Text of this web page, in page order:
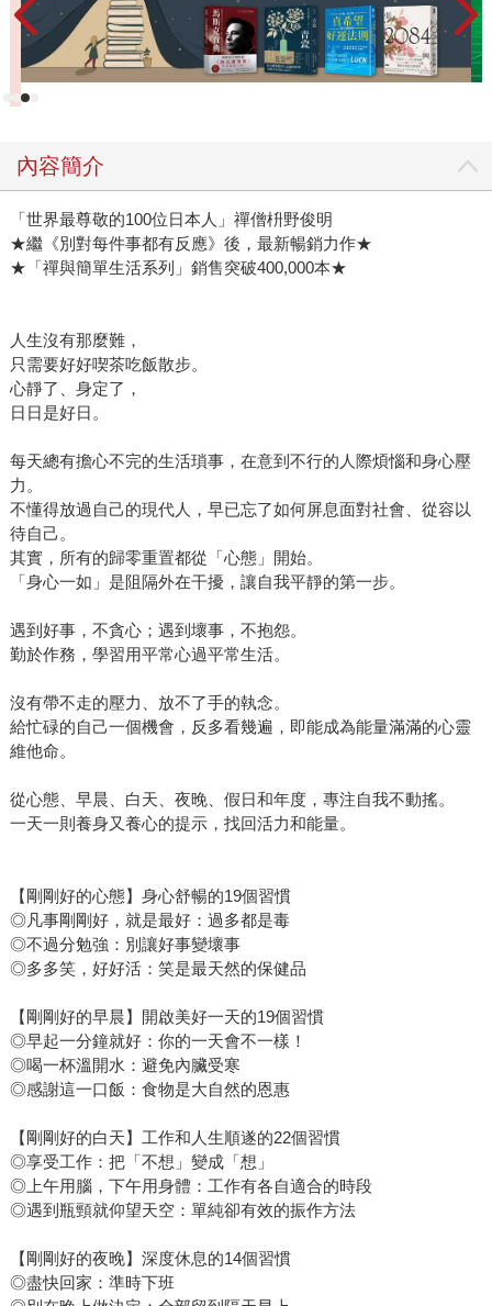
內容簡介
「世界最尊敬的100位日本人」禪僧枡野俊明
★繼《別對每件事都有反應》後，最新暢銷力作★
★「禪與簡單生活系列」銷售突破400,000本★
人生沒有那麼難，
只需要好好喫茶吃飯散步。
心靜了、身定了，
日日是好日。
每天總有擔心不完的生活瑣事，在意到不行的人際煩惱和身心壓
力。
不懂得放過自己的現代人，早已忘了如何屏息面對社會、從容以
待自己。
其實，所有的歸零重置都從「心態」開始。
「身心一如」是阻隔外在干擾，讓自我平靜的第一步。
遇到好事，不貪心；遇到壞事，不抱怨。
勤於作務，學習用平常心過平常生活。
沒有帶不走的壓力、放不了手的執念。
給忙碌的自己一個機會，反多看幾遍，即能成為能量滿滿的心靈
維他命。
從心態、早晨、白天、夜晚、假日和年度，專注自我不動搖。
一天一則養身又養心的提示，找回活力和能量。
【剛剛好的心態】身心舒暢的19個習慣
◎凡事剛剛好，就是最好：過多都是毒
◎不過分勉強：別讓好事變壞事
◎多多笑，好好活：笑是最天然的保健品
【剛剛好的早晨】開啟美好一天的19個習慣
◎早起一分鐘就好：你的一天會不一樣！
◎喝一杯溫開水：避免內臟受寒
◎感謝這一口飯：食物是大自然的恩惠
【剛剛好的白天】工作和人生順遂的22個習慣
◎享受工作：把「不想」變成「想」
◎上午用腦，下午用身體：工作有各自適合的時段
◎遇到瓶頸就仰望天空：單純卻有效的振作方法
【剛剛好的夜晚】深度休息的14個習慣
◎盡快回家：準時下班